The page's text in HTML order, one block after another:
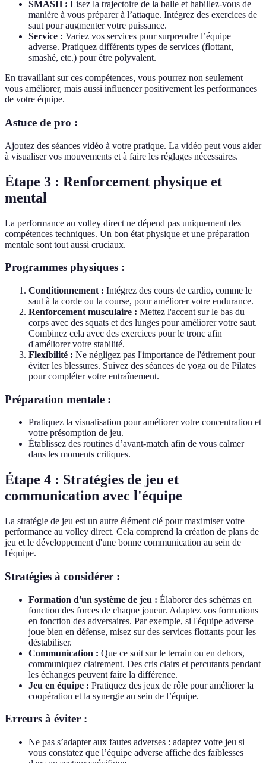
SMASH : Lisez la trajectoire de la balle et habillez-vous de
manière à vous préparer à l’attaque. Intégrez des exercices de
saut pour augmenter votre puissance.
Service : Variez vos services pour surprendre l’équipe
adverse. Pratiquez différents types de services (flottant,
smashé, etc.) pour être polyvalent.
En travaillant sur ces compétences, vous pourrez non seulement
vous améliorer, mais aussi influencer positivement les performances
de votre équipe.
Astuce de pro :
Ajoutez des séances vidéo à votre pratique. La vidéo peut vous aider
à visualiser vos mouvements et à faire les réglages nécessaires.
Étape 3 : Renforcement physique et
mental
La performance au volley direct ne dépend pas uniquement des
compétences techniques. Un bon état physique et une préparation
mentale sont tout aussi cruciaux.
Programmes physiques :
Conditionnement : Intégrez des cours de cardio, comme le
saut à la corde ou la course, pour améliorer votre endurance.
Renforcement musculaire : Mettez l'accent sur le bas du
corps avec des squats et des lunges pour améliorer votre saut.
Combinez cela avec des exercices pour le tronc afin
d'améliorer votre stabilité.
Flexibilité : Ne négligez pas l'importance de l'étirement pour
éviter les blessures. Suivez des séances de yoga ou de Pilates
pour compléter votre entraînement.
Préparation mentale :
Pratiquez la visualisation pour améliorer votre concentration et
votre présomption de jeu.
Établissez des routines d’avant-match afin de vous calmer
dans les moments critiques.
Étape 4 : Stratégies de jeu et
communication avec l'équipe
La stratégie de jeu est un autre élément clé pour maximiser votre
performance au volley direct. Cela comprend la création de plans de
jeu et le développement d'une bonne communication au sein de
l'équipe.
Stratégies à considérer :
Formation d'un système de jeu : Élaborer des schémas en
fonction des forces de chaque joueur. Adaptez vos formations
en fonction des adversaires. Par exemple, si l'équipe adverse
joue bien en défense, misez sur des services flottants pour les
déstabiliser.
Communication : Que ce soit sur le terrain ou en dehors,
communiquez clairement. Des cris clairs et percutants pendant
les échanges peuvent faire la différence.
Jeu en équipe : Pratiquez des jeux de rôle pour améliorer la
coopération et la synergie au sein de l’équipe.
Erreurs à éviter :
Ne pas s’adapter aux fautes adverses : adaptez votre jeu si
vous constatez que l’équipe adverse affiche des faiblesses